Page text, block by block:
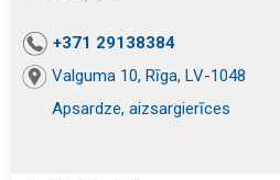
+371 29138384
Valguma 10, Rīga, LV-1048
Apsardze, aizsargierīces